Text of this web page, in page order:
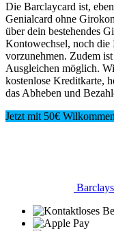
Die Barclaycard ist,
Genialcard ohne
über dein bestehendes
Kontowechsel, noch die
vorzunehmen. Zudem
Ausgleichen möglich.
kostenlose Kreditkarte,
das Abheben und
Jetzt mit 50€